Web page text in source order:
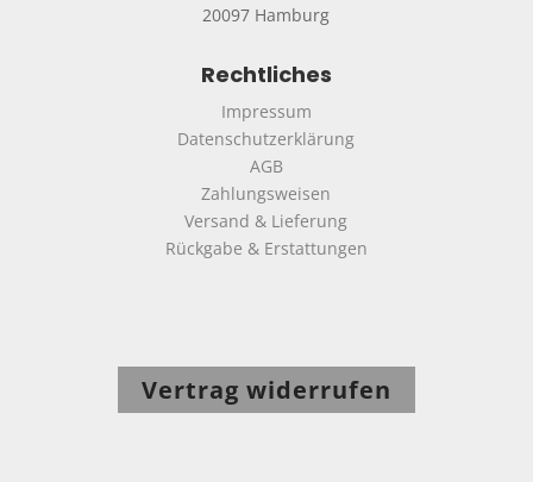
20097 Hamburg
Rechtliches
Impressum
Datenschutzerklärung
AGB
Zahlungsweisen
Versand & Lieferung
Rückgabe & Erstattungen
Vertrag widerrufen